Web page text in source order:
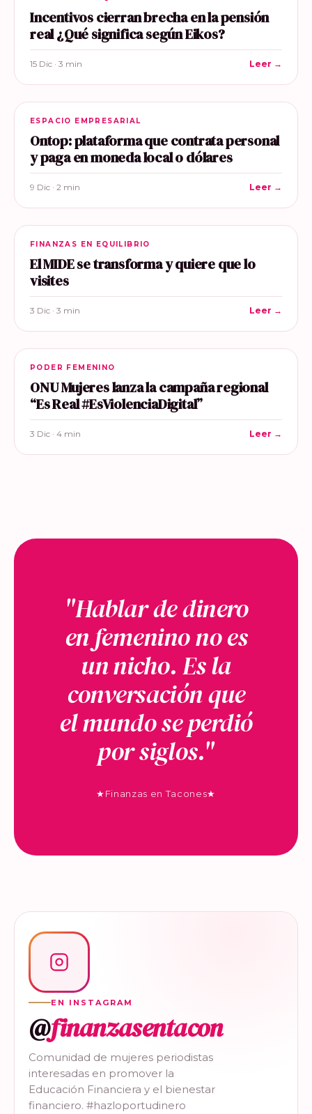
Incentivos cierran brecha en la pensión
real ¿Qué significa según Eikos?
15 Dic · 3 min Leer →
ESPACIO EMPRESARIAL
Ontop: plataforma que contrata personal
y paga en moneda local o dólares
9 Dic · 2 min Leer →
FINANZAS EN EQUILIBRIO
El MIDE se transforma y quiere que lo
visites
3 Dic · 3 min Leer →
PODER FEMENINO
ONU Mujeres lanza la campaña regional
“Es Real #EsViolenciaDigital”
3 Dic · 4 min Leer →
"Hablar de dinero
en femenino no es
un nicho. Es la
conversación que
el mundo se perdió
por siglos."
★Finanzas en Tacones★
EN INSTAGRAM
@finanzasentacon
Comunidad de mujeres periodistas
interesadas en promover la
Educación Financiera y el bienestar
financiero. #hazloportudinero